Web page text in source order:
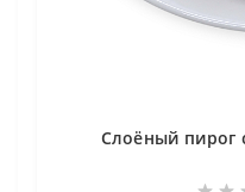
Слоёный пирог